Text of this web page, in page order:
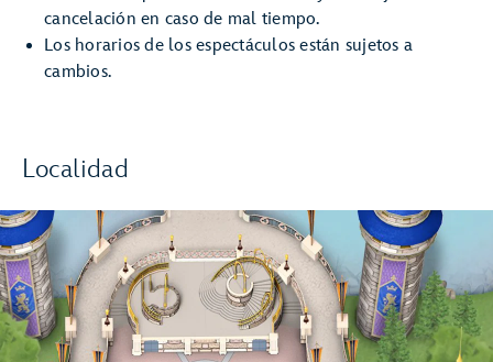
cancelación en caso de mal tiempo.
Los horarios de los espectáculos están sujetos a
cambios.
Localidad